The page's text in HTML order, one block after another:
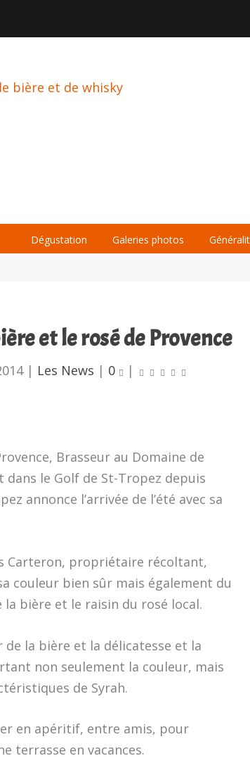
Dégustation Galeries photos
et le rosé de Provence
| Les News | 0 |
Brasseur au Domaine de
dans le Golf de St-Tropez depuis
annonce l’arrivée de l’été avec sa
Carteron, propriétaire récoltant,
couleur bien sûr mais également du
bière et le raisin du rosé local.
de la bière et la délicatesse et la
non seulement la couleur, mais
de Syrah.
en apéritif, entre amis, pour
terrasse en vacances.